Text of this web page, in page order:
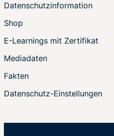
Datenschutzinformation
Shop
E-Learnings mit Zertifikat
Mediadaten
Fakten
Datenschutz-Einstellungen